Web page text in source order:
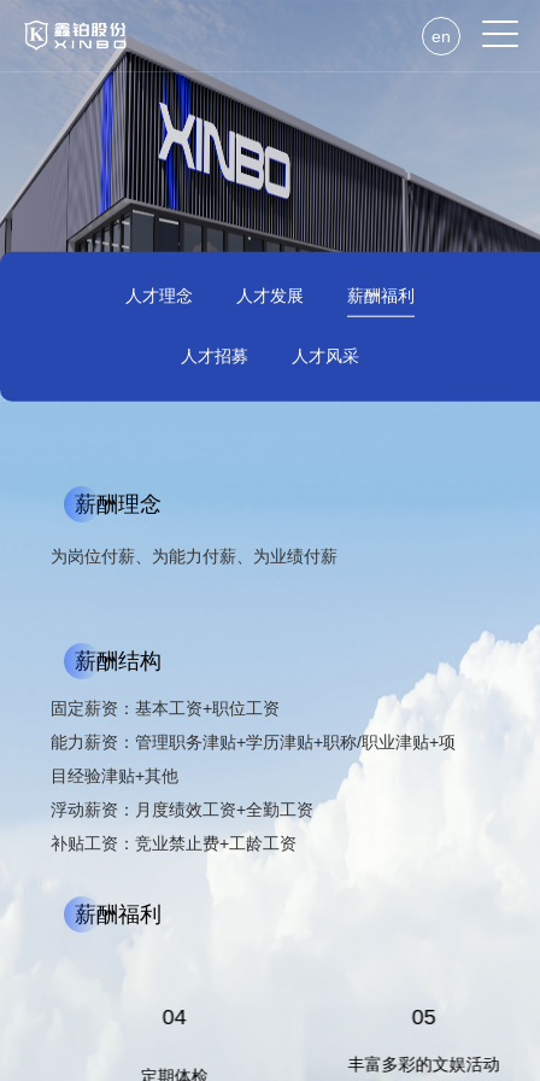
en
人才理念 人才发展 薪酬福利
人才招募 人才风采
薪酬理念
为岗位付薪、为能力付薪、为业绩付薪
薪酬结构
固定薪资：基本工资+职位工资
能力薪资：管理职务津贴+学历津贴+职称/职业津贴+项
目经验津贴+其他
浮动薪资：月度绩效工资+全勤工资
补贴工资：竞业禁止费+工龄工资
薪酬福利
04
定期体检
05
丰富多彩的文娱活动